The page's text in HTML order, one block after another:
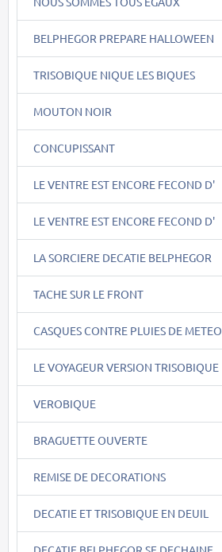
BELPHEGOR PREPARE HALLOWEEN
TRISOBIQUE NIQUE LES BIQUES
MOUTON NOIR
CONCUPISSANT
LE VENTRE EST ENCORE FECOND D'
LE VENTRE EST ENCORE FECOND D'
LA SORCIERE DECATIE BELPHEGOR
TACHE SUR LE FRONT
CASQUES CONTRE PLUIES DE METEO
LE VOYAGEUR VERSION TRISOBIQUE
VEROBIQUE
BRAGUETTE OUVERTE
REMISE DE DECORATIONS
DECATIE ET TRISOBIQUE EN DEUIL